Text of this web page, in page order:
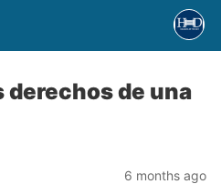
derechos de una
6 months ago